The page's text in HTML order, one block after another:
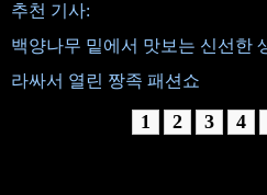
추천 기사:
백양나무 밑에서 맛보는 신선한
라싸서 열린 짱족 패션쇼
1 2 3 4